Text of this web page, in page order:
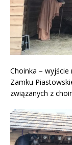
Choinka –
Zamku
związanych z